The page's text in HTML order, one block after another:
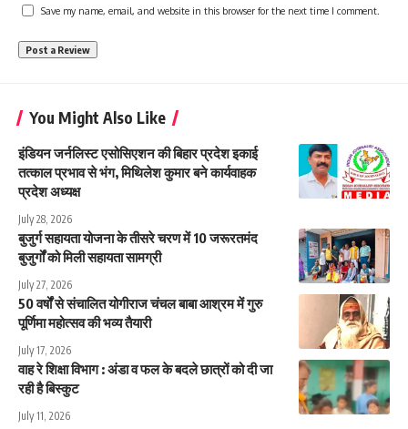
Save my name, email, and website in this browser for the next time I comment.
You Might Also Like
इंडियन जर्नलिस्ट एसोसिएशन की बिहार प्रदेश इकाई
तत्काल प्रभाव से भंग, मिथिलेश कुमार बने कार्यवाहक
प्रदेश अध्यक्ष
July 28, 2026
बुजुर्ग सहायता योजना के तीसरे चरण में 10 जरूरतमंद
बुजुर्गों को मिली सहायता सामग्री
July 27, 2026
50 वर्षों से संचालित योगीराज चंचल बाबा आश्रम में गुरु
पूर्णिमा महोत्सव की भव्य तैयारी
July 17, 2026
वाह रे शिक्षा विभाग : अंडा व फल के बदले छात्रों को दी जा
रही है बिस्कुट
July 11, 2026